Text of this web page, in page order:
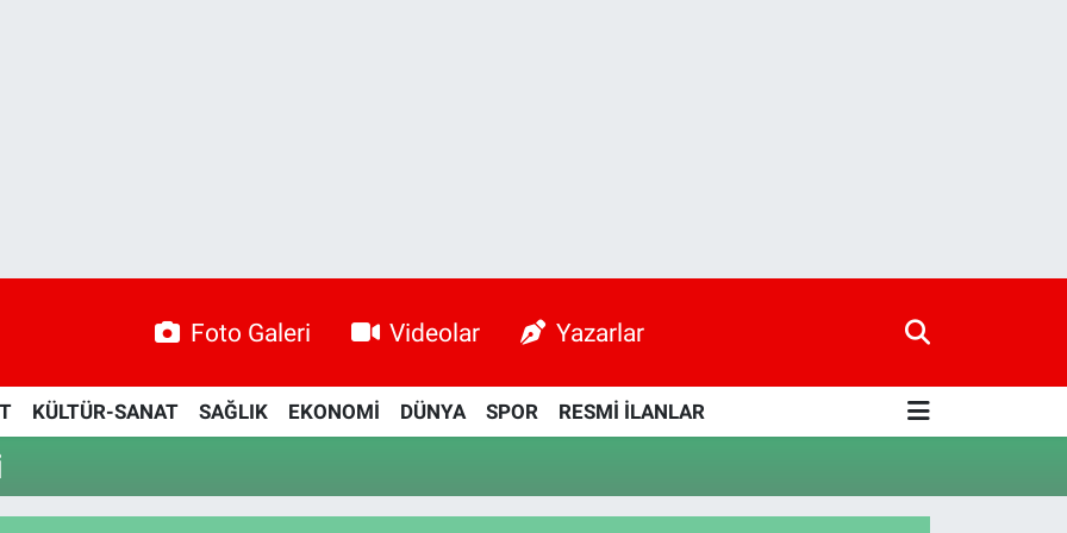
Foto Galeri Videolar Yazarlar
KÜLTÜR-SANAT SAĞLIK EKONOMİ DÜNYA SPOR RESMİ İLANLAR